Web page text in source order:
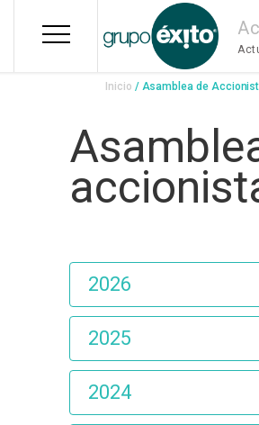
contenido
Sobrescribir
de
ayuda
a
navegación
Inicio Asamblea de
Asamblea
de
Accionistas
2026
2025
2024